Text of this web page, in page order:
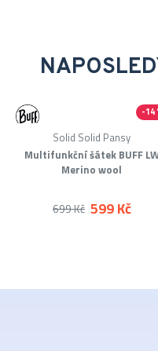
-14
Multifunkční šátek BUFF
Merino wool
Solid Solid Pansy
599 Kč
699 Kč